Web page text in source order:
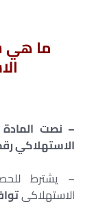
ما هي
الاستهلاكي رقم 18 لسنة 2020 والتى نصت
– يشترط
الاستهلاكى